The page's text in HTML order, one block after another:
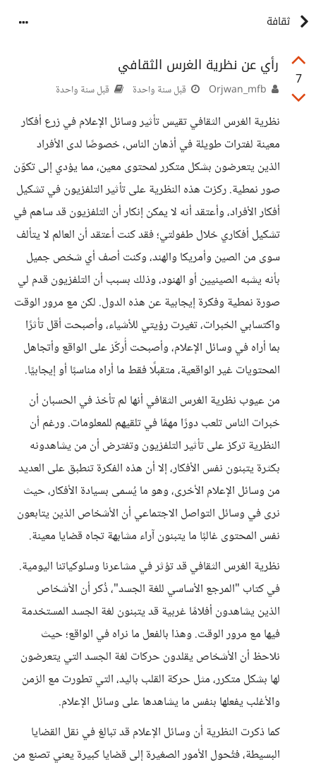
ثقافة
7
رأي عن نظرية الغرس الثقافي
قبل سنة واحدة قبل سنة واحدة
نظرية الغرس الثقافي تقيس تأثير وسائل الإعلام في زرع أفكار
معينة لفترات طويلة في أذهان الناس، خصوصًا لدى الأفراد
الذين يتعرضون بشكل متكرر لمحتوى معين، مما يؤدي إلى تكوّن
صور نمطية. ركزت هذه النظرية على تأثير التلفزيون في تشكيل
أفكار الأفراد، وأعتقد أنه لا يمكن إنكار أن التلفزيون قد ساهم في
تشكيل أفكاري خلال طفولتي؛ فقد كنت أعتقد أن العالم لا يتألف
سوى من الصين وأمريكا والهند، وكنت أصف أي شخص جميل
بأنه يشبه الصينيين أو الهنود، وذلك بسبب أن التلفزيون قدم لي
صورة نمطية وفكرة إيجابية عن هذه الدول. لكن مع مرور الوقت
واكتسابي الخبرات، تغيرت رؤيتي للأشياء، وأصبحت أقل تأثرًا
بما أراه في وسائل الإعلام، وأصبحت أُركّز على الواقع وأتجاهل
المحتويات غير الواقعية، متقبلًا فقط ما أراه مناسبًا أو إيجابيًا.
من عيوب نظرية الغرس الثقافي أنها لم تأخذ في الحسبان أن
خبرات الناس تلعب دورًا مهمًا في تلقيهم للمعلومات. ورغم أن
النظرية تركز على تأثير التلفزيون وتفترض أن من يشاهدونه
بكثرة يتبنون نفس الأفكار، إلا أن هذه الفكرة تنطبق على العديد
من وسائل الإعلام الأخرى، وهو ما يُسمى بسيادة الأفكار، حيث
نرى في وسائل التواصل الاجتماعي أن الأشخاص الذين يتابعون
نفس المحتوى غالبًا ما يتبنون آراء مشابهة تجاه قضايا معينة.
نظرية الغرس الثقافي قد تؤثر في مشاعرنا وسلوكياتنا اليومية.
في كتاب "المرجع الأساسي للغة الجسد"، ذُكر أن الأشخاص
الذين يشاهدون أفلامًا غربية قد يتبنون لغة الجسد المستخدمة
فيها مع مرور الوقت. وهذا بالفعل ما نراه في الواقع؛ حيث
نلاحظ أن الأشخاص يقلدون حركات لغة الجسد التي يتعرضون
لها بشكل متكرر، مثل حركة القلب باليد، التي تطورت مع الزمن
والأغلب يفعلها بنفس ما يشاهدها على وسائل الإعلام.
كما ذكرت النظرية أن وسائل الإعلام قد تبالغ في نقل القضايا
البسيطة، فتُحول الأمور الصغيرة إلى قضايا كبيرة يعني تصنع من